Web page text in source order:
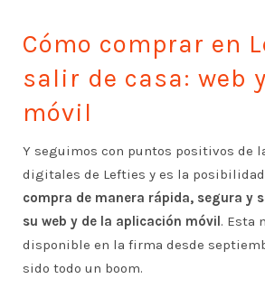
Cómo comprar en
salir de casa: web
móvil
Y seguimos con puntos positivos de
digitales de Lefties y es la
compra de manera rápida, segura y
su web y de la aplicación móvil. Esta
disponible en la firma desde
sido todo un boom.